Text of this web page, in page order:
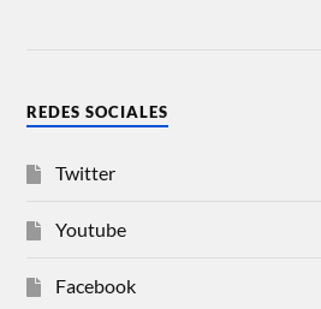
REDES SOCIALES
Twitter
Youtube
Facebook